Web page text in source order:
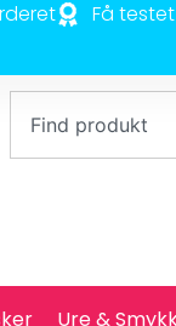
Få
Ure &